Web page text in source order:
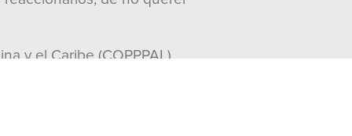
y el Caribe (COPPPAL),